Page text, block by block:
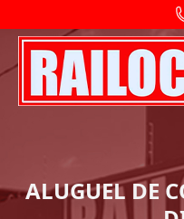
ALUGUEL DE